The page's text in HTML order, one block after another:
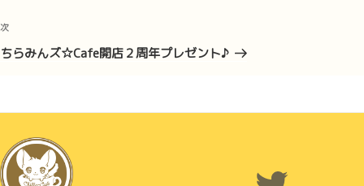
ビ
ゲ
ョ
ン
稿
次
の
次
ちらみんズ☆Cafe開店２周年プレゼント♪